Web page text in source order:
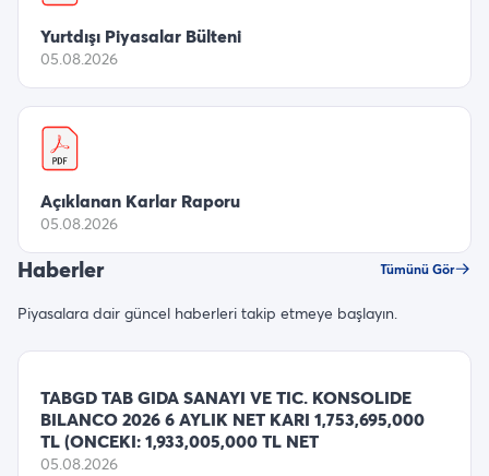
Yurtdışı Piyasalar Bülteni
05.08.2026
Açıklanan Karlar Raporu
05.08.2026
Haberler Tümünü Gör
Piyasalara dair güncel haberleri takip etmeye başlayın.
TABGD TAB GIDA SANAYI VE TIC. KONSOLIDE
BILANCO 2026 6 AYLIK NET KARI 1,753,695,000
TL (ONCEKI: 1,933,005,000 TL NET
05.08.2026